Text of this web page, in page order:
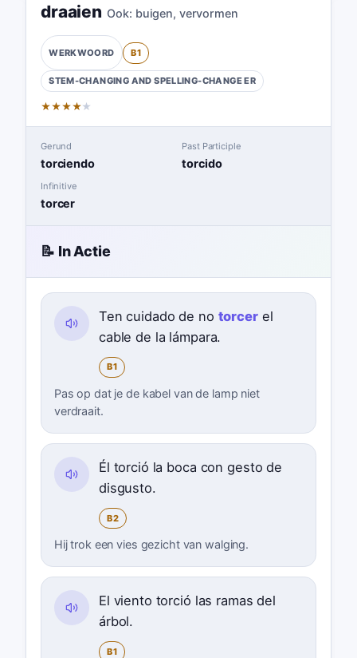
draaien Ook: buigen, vervormen
WERKWOORD B1
STEM-CHANGING AND SPELLING-CHANGEER
★★★★★
Gerund
torciendo
Past Participle
torcido
Infinitive
torcer
📝 In Actie
Ten cuidado de no torcerel
cable de la lámpara.
B1
Pas op dat je de kabel van de lamp niet
verdraait.
Él torció la boca con gesto de
disgusto.
B2
Hij trok een vies gezicht van walging.
El viento torció las ramas del
árbol.
B1